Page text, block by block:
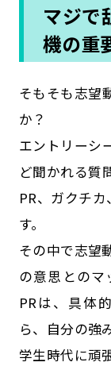
マジで
機の重
そもそも志望
か？
エントリーシ
ど聞かれる質
PR、ガクチ
す。
その中で志望
の意思との
PRは、具体
ら、自分の強
学生時代に頑